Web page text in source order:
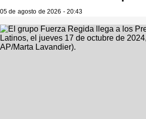
05 de agosto de 2026 - 20:43